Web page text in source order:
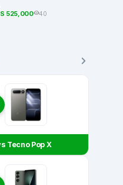
525,000 40
Tecno Pop X